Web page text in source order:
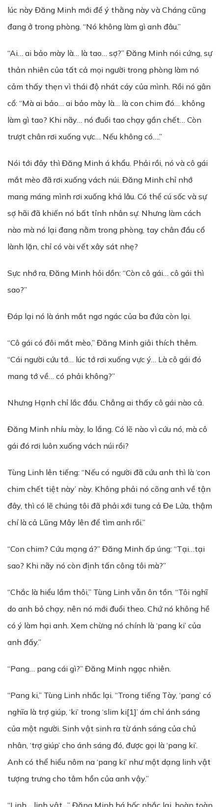
lúc này Đăng Minh mới để ý thằng này và Cháng cũng
đang ở trong phòng. “Nó không làm gì anh đâu.”
“Ai… ai bảo mày là… là tao… sợ?” Đăng Minh nói cứng, sự
thản nhiên của tất cả mọi người trong phòng làm nó
cảm thấy thẹn vì thái độ nhát cáy của mình. Rồi nó gân
cổ: “Mà ai bảo… ai bảo mày là… là con chim đó… không
làm gì tao? Khi nãy… nó đuổi tao chạy gần chết… Còn
trượt chân rơi xuống vực… Nếu không có….”
Nói tới đây thì Đăng Minh á khẩu. Phải rồi, nó và cô gái
mắt mèo đã rơi xuống vách núi. Đăng Minh chỉ nhớ
mang máng mình rơi xuống khá lâu. Có thể cú sốc và sự
sợ hãi đã khiến nó bất tỉnh nhân sự. Nhưng làm cách
nào mà nó lại đang nằm trong phòng, tay chân đầu cổ
lành lặn, chỉ có vài vết xây sát nhẹ?
Sực nhớ ra, Đăng Minh hỏi dồn: “Còn cô gái… cô gái thì
sao?”
Đáp lại nó là ánh mắt ngơ ngác của ba đứa còn lại.
“Cô gái có đôi mắt mèo,” Đăng Minh giải thích thêm.
“Cái người cứu tớ… lúc tớ rơi xuống vực ý… Là cô gái đó
mang tớ về… có phải không?”
Nhưng Hạnh chỉ lắc đầu. Chẳng ai thấy cô gái nào cả.
Đăng Minh nhíu mày, lo lắng. Có lẽ nào vì cứu nó, mà cô
gái đó rơi luôn xuống vách núi rồi?
Tùng Linh lên tiếng: “Nếu có người đã cứu anh thì là ‘con
chim chết tiệt này’ này. Không phải nó cõng anh về tận
đây, thì có lẽ chúng tôi đã phải xới tung cả Đe Lửa, thậm
chí là cả Lũng Mây lên để tìm anh rồi.”
“Con chim? Cứu mạng á?” Đăng Minh ấp úng: “Tại…tại
sao? Khi nãy nó còn định tấn công tôi mà?”
“Chắc là hiểu lầm thôi,” Tùng Linh vẫn ôn tồn. “Tôi nghĩ
do anh bỏ chạy, nên nó mới đuổi theo. Chứ nó không hề
có ý làm hại anh. Xem chừng nó chính là ‘pang ki’ của
anh đấy.”
“Pang… pang cái gì?” Đăng Minh ngạc nhiên.
“Pang ki,” Tùng Linh nhắc lại. “Trong tiếng Tày, ‘pang’ có
nghĩa là trợ giúp, ‘ki’ trong ‘slim ki[1]’ ám chỉ ánh sáng
của một người. Sinh vật sinh ra từ ánh sáng của chủ
nhân, ‘trợ giúp’ cho ánh sáng đó, được gọi là ‘pang ki’.
Anh có thể hiểu nôm na ‘pang ki’ như một dạng linh vật
tượng trưng cho tâm hồn của anh vậy.”
“Linh… linh vật…” Đăng Minh há hốc nhắc lại, hoàn toàn